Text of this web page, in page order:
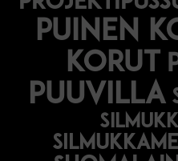
puinen
korut
puuvilla